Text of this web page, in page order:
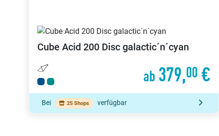
Cube Acid 200 Disc galactic´n´cyan
ab379,00 €
Bei 25 Shops verfügbar